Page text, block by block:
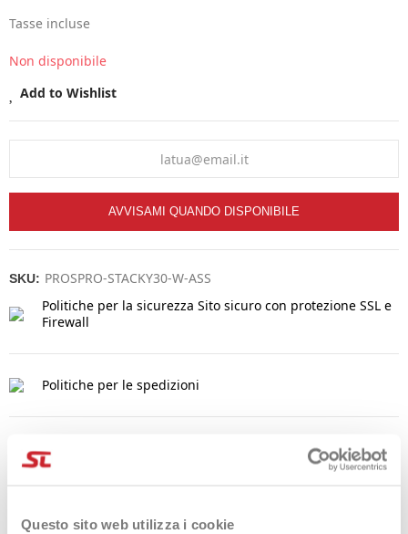
Questo sito web utilizza i cookie
Tasse incluse
Non disponibile
Add to Wishlist
AVVISAMI QUANDO DISPONIBILE
SKU: PROSPRO-STACKY30-W-ASS
Politiche per la sicurezza Sito sicuro con protezione SSL e
Firewall
Politiche per le spedizioni
Politiche per i resi
DESCRIZIONE